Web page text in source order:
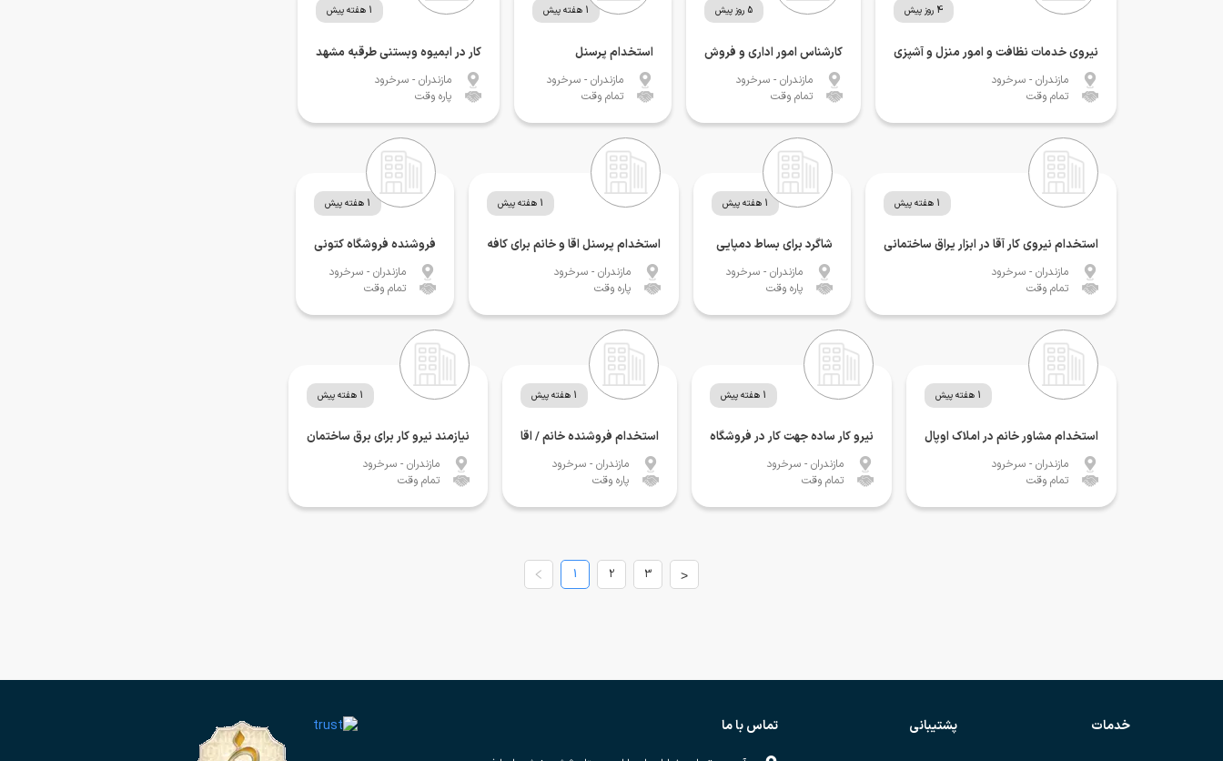
4 روز پیش
نیروی خدمات نظافت و امور منزل و آشپزی
مازندران - سرخرود
تمام وقت
5 روز پیش
کارشناس امور اداری و فروش
مازندران - سرخرود
تمام وقت
1 هفته پیش
استخدام پرسنل
مازندران - سرخرود
تمام وقت
1 هفته پیش
کار در ابمیوه وبستنی طرقبه مشهد
مازندران - سرخرود
پاره وقت
1 هفته پیش
استخدام نیروی کار آقا در ابزار یراق ساختمانی
مازندران - سرخرود
تمام وقت
1 هفته پیش
شاگرد برای بساط دمپایی
مازندران - سرخرود
پاره وقت
1 هفته پیش
استخدام پرسنل اقا و خانم برای کافه
مازندران - سرخرود
پاره وقت
1 هفته پیش
فروشنده فروشگاه کتونی
مازندران - سرخرود
تمام وقت
1 هفته پیش
استخدام مشاور خانم در املاک اوپال
مازندران - سرخرود
تمام وقت
1 هفته پیش
نیرو کار ساده جهت کار در فروشگاه
مازندران - سرخرود
تمام وقت
1 هفته پیش
استخدام فروشنده خانم / اقا
مازندران - سرخرود
پاره وقت
1 هفته پیش
نیازمند نیرو کار برای برق ساختمان
مازندران - سرخرود
تمام وقت
1 2 3 >
خدمات پشتیبانی تماس با ما